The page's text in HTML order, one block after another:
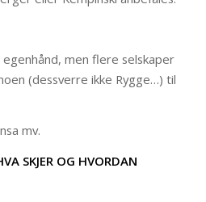
men flere selskaper
(dessverre ikke Rygge…) til
mv.
SKJER OG HVORDAN